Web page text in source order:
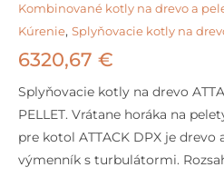
Kombinované kotly na drevo a
Kúrenie, Splyňovacie kotly na
6320,67 €
Splyňovacie kotly na drevo
PELLET. Vrátane horáka na
pre kotol ATTACK DPX je drevo
výmenník s turbulátormi.